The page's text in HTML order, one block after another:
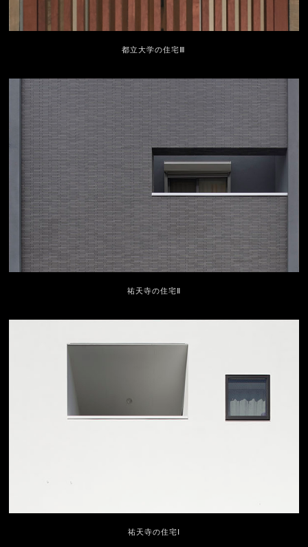
都立大学の住宅Ⅲ
祐天寺の住宅Ⅱ
祐天寺の住宅Ⅰ